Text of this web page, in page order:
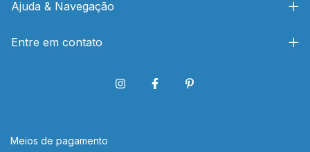
Ajuda & Navegação
Entre em contato
Meios de pagamento